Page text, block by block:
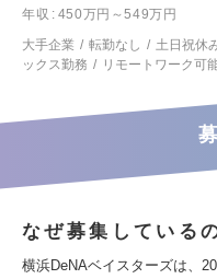
年収
450万円～549万円
大手企業
転勤なし 土日祝休
ックス勤務
リモートワーク可
なぜ募集している
横浜DeNAベイスターズは、